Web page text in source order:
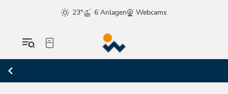
23° 6 Anlagen Webcams